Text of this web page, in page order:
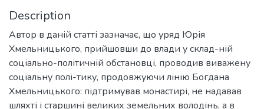
Description
Автор в даній статті зазначає, що уряд Юрія
Хмельницького, прийшовши до влади у склад-ній
соціально-політичній обстановці, проводив виважену
соціальну полі-тику, продовжуючи лінію Богдана
Хмельницького: підтримував монастирі, не надавав
шляхті і старшині великих земельних володінь, а в